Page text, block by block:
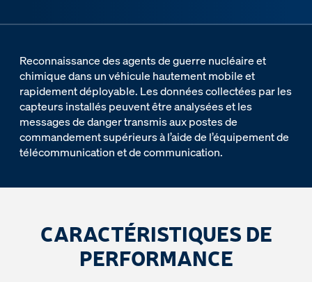
Reconnaissance des agents de guerre nucléaire et
chimique dans un véhicule hautement mobile et
rapidement déployable. Les données collectées par les
capteurs installés peuvent être analysées et les
messages de danger transmis aux postes de
commandement supérieurs à l’aide de l’équipement de
télécommunication et de communication.
CARACTÉRISTIQUES DE
PERFORMANCE